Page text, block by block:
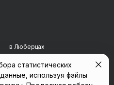
в Люберцах
в Красногорске
в Королёве
статистических
используя файлы